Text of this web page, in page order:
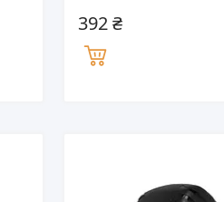
392 ₴